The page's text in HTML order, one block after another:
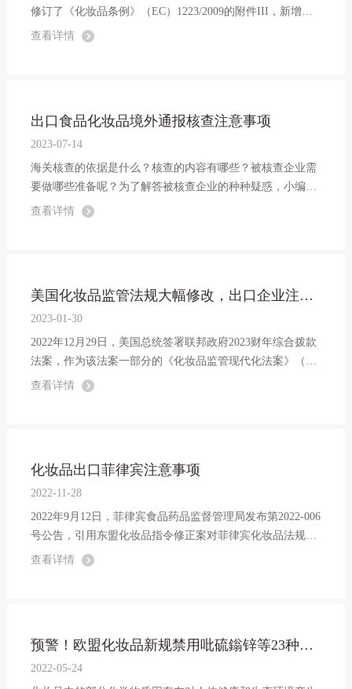
修订了《化妆品条例》（EC）1223/2009的附件III，新增了5
6种香料过敏源。主要替换了附件III条目45、46、70、73、8
查看详情
出口食品化妆品境外通报核查注意事项
2023-07-14
海关核查的依据是什么？核查的内容有哪些？被核查企业需
要做哪些准备呢？为了解答被核查企业的种种疑惑，小编制
作了“海关核查 你问我答”系列，对不同类别的核查事项进行
查看详情
美国化妆品监管法规大幅修改，出口企业注意！
2023-01-30
2022年12月29日，美国总统签署联邦政府2023财年综合拨款
法案，作为该法案一部分的《化妆品监管现代化法案》（M
CRA）对《联邦食品、药品和化妆品法》（FDCA）第六章
查看详情
化妆品出口菲律宾注意事项
2022-11-28
2022年9月12日，菲律宾食品药品监督管理局发布第2022-006
号公告，引用东盟化妆品指令修正案对菲律宾化妆品法规进
行修订。菲律宾化妆品法规的调整，将对化妆品出口菲律宾
查看详情
预警！欧盟化妆品新规禁用吡硫鎓锌等23种物质，已于3月1日实施
2022-05-24